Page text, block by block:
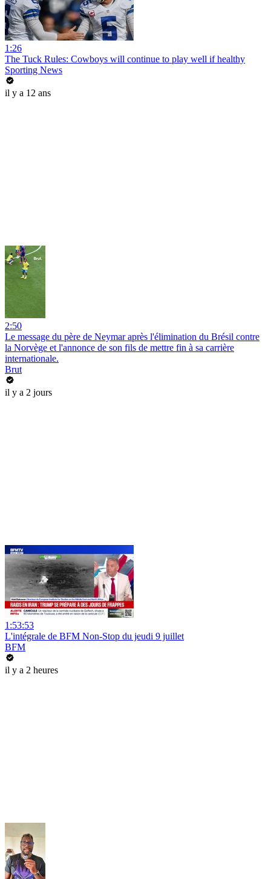
1:26
The Tuck Rules: Cowboys will continue to play well if healthy
Sporting News
il y a 12 ans
2:50
Le message du père de Neymar après l'élimination du Brésil contre
la Norvège et l'annonce de son fils de mettre fin à sa carrière
internationale.
Brut
il y a 2 jours
1:53:53
L'intégrale de BFM Non-Stop du jeudi 9 juillet
BFM
il y a 2 heures